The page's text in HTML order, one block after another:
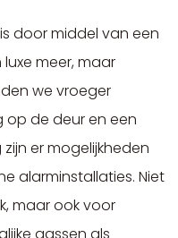
door middel van een
meer, maar
we vroeger
op de deur en een
er mogelijkheden
alarminstallaties. Niet
maar ook voor